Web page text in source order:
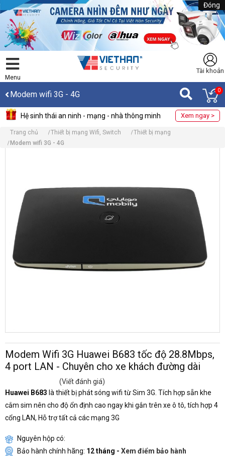
Đóng
Menu
Tài khoản
Modem wifi 3G - 4G 0
Hệ sinh thái an ninh - mạng - nhà thông minh Xem ngay >
Trang chủ Thiết bị mạng Wifi, Switch
Thiết bị mạng
Modem wifi 3G - 4G
Modem Wifi 3G Huawei B683 tốc độ 28.8Mbps,
4 port LAN - Chuyên cho xe khách đường dài
(Viết đánh giá)
Huawei B683 là thiết bị phát sóng wifi từ Sim 3G. Tích hợp sẵn khe
cắm sim nên cho độ ổn định cao ngay khi gắn trên xe ô tô, tích hợp 4
cổng LAN, Hỗ trợ tất cả các mạng 3G
Nguyên hộp có:
Bảo hành chính hãng: 12 tháng - Xem điểm bảo hành